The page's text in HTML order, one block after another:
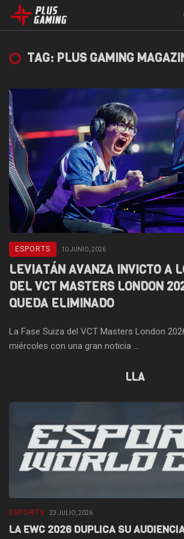
TAG: PLUS GAMING
ESPORTS 10 JUNIO, 2026
LEVIATÁN AVANZA INVICTO A
DEL VCT MASTERS LONDON
QUEDA ELIMINADO
La Fase Suiza del VCT Masters London
miércoles con una gran noticia ...
LLA
ESPORTS 23 JULIO, 2026
LA EWC 2026 DUPLICA SU